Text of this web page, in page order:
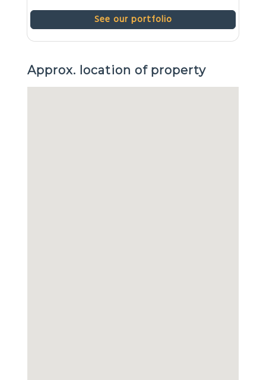
See our portfolio
Approx. location of property